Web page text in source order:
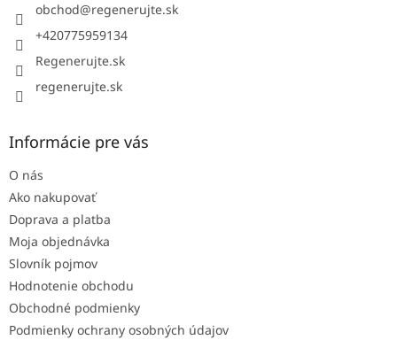
obchod@regenerujte.sk
+420775959134
Regenerujte.sk
regenerujte.sk
Informácie pre vás
O nás
Ako nakupovať
Doprava a platba
Moja objednávka
Slovník pojmov
Hodnotenie obchodu
Obchodné podmienky
Podmienky ochrany osobných údajov